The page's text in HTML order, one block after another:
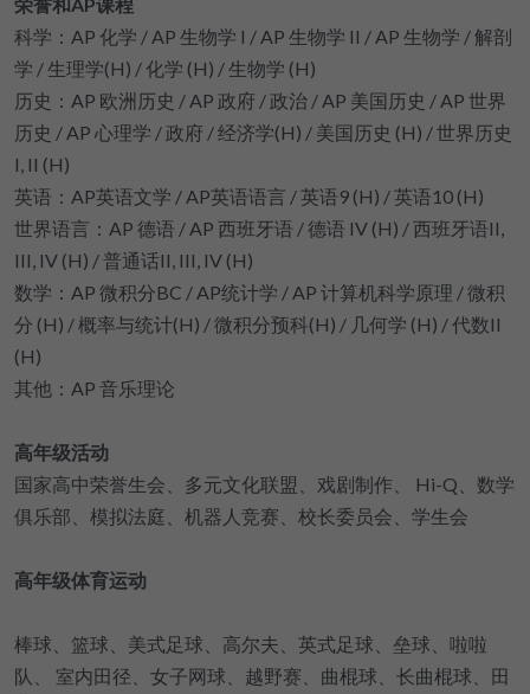
科学：AP 化学 / AP 生物学 I / AP 生物学 II / AP 生物学 / 解剖
学 / 生理学(H) / 化学 (H) / 生物学 (H)
历史：AP 欧洲历史 / AP 政府 / 政治 / AP 美国历史 / AP 世界
历史 / AP 心理学 / 政府 / 经济学(H) / 美国历史 (H) / 世界历史
I, II (H)
英语：AP英语文学 / AP英语语言 / 英语9 (H) / 英语10 (H)
世界语言：AP 德语 / AP 西班牙语 / 德语 IV (H) / 西班牙语II,
III, IV (H) / 普通话II, III, IV (H)
数学：AP 微积分BC / AP统计学 / AP 计算机科学原理 / 微积
分 (H) / 概率与统计(H) / 微积分预科(H) / 几何学 (H) / 代数II
(H)
其他：AP 音乐理论
高年级活动
国家高中荣誉生会、多元文化联盟、戏剧制作、 Hi-Q、数学
俱乐部、模拟法庭、机器人竞赛、校长委员会、学生会
高年级体育运动
棒球、篮球、美式足球、高尔夫、英式足球、垒球、啦啦
队、 室内田径、女子网球、越野赛、曲棍球、长曲棍球、田